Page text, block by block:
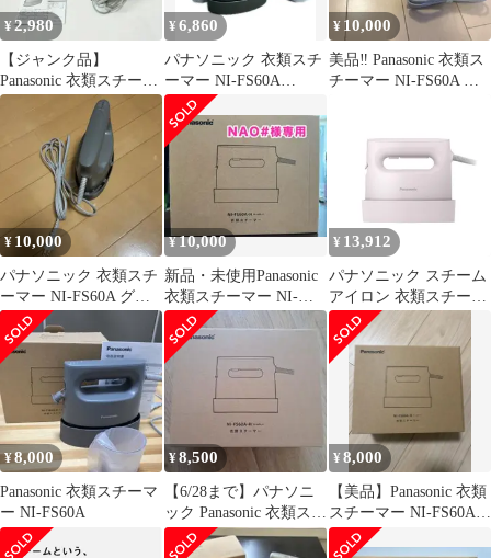
¥2,980
【ジャンク品】
Panasonic 衣類スチーマ
ー NI-FS60A 2025年製
¥ 6,860
パナソニック 衣類スチ
ーマー NI-FS60A
Panasonic
¥ 10,000
美品‼️ Panasonic 衣類ス
チーマー NI-FS60A 本
¥ 10,000
パナソニック 衣類スチ
ーマー NI-FS60A グレ
ー
¥10,000
新品・未使用Panasonic
衣類スチーマー NI-
FS60A-H カームグレー
¥ 13,912
パナソニック スチーム
アイロン 衣類スチーマ
ー NI-FS60A-P サクラ 3
¥8,000
Panasonic 衣類スチーマ
ー NI-FS60A
¥8,500
【6/28まで】パナソニ
ック Panasonic 衣類スチ
ーマー カームグレー
¥8,000
【美品】Panasonic 衣類
スチーマー NI-FS60A-
H